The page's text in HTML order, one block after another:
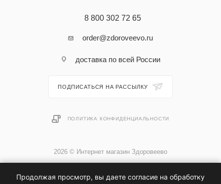
8 800 302 72 65
order@zdoroveevo.ru
доставка по всей России
ПОДПИСАТЬСЯ НА РАССЫЛКУ
ПОЛИТИКА КОНФИДЕНЦИАЛЬНОСТИ
2026 © Интернет магазин Здоровеево
Продолжая просмотр, вы даете согласие на обработку